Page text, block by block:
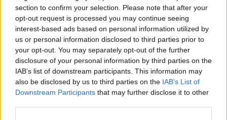
section to confirm your selection. Please note that after your
opt-out request is processed you may continue seeing
interest-based ads based on personal information utilized by
us or personal information disclosed to third parties prior to
your opt-out. You may separately opt-out of the further
disclosure of your personal information by third parties on the
IAB’s list of downstream participants. This information may
also be disclosed by us to third parties on the IAB’s List of
Downstream Participants that may further disclose it to other